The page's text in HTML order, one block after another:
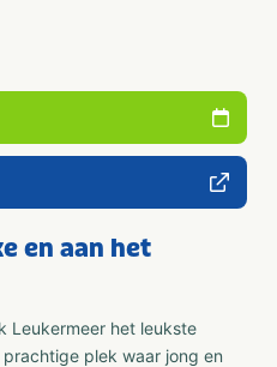
en aan het
Leukermeer het leukste
plek waar jong en